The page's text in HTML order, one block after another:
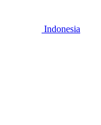
Indonesia